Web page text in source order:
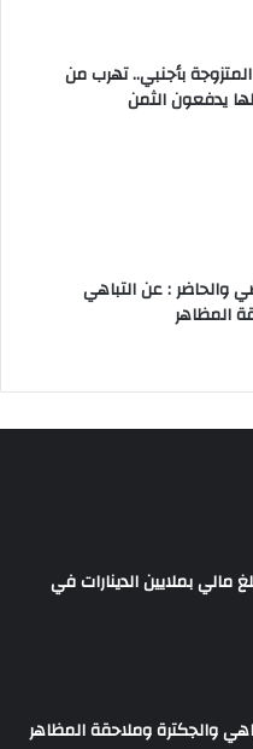
بأجنبي.. تهرب من
يدفعون الثمن
والحاضر : عن التباهي
المظاهر
مالي بملايين الدينارات في
والجكترة وملاحقة المظاهر